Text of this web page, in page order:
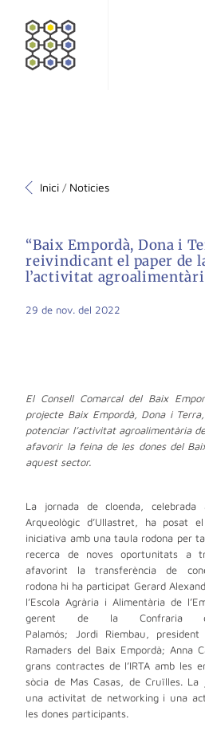
Inici / Noticies
“Baix Empordà, Dona i
reivindicant el paper de
l’activitat
29 de nov. del 2022
El Consell Comarcal del Baix
projecte Baix Empordà, Dona i
potenciar l’activitat agroalimentària
afavorir la feina de les dones del
aquest sector.
La jornada de cloenda,
Arqueològic d’Ullastret, ha posat
iniciativa amb una taula rodona per
recerca de noves oportunitats a
afavorint la transferència de
rodona hi ha participat Gerard
l’Escola Agrària i Alimentària de
gerent de la Confraria
Palamós; Jordi Riembau,
Ramaders del Baix Empordà; Anna
grans contractes de l’IRTA amb les
sòcia de Mas Casas, de Cruïlles.
una activitat de networking i una
les dones participants.